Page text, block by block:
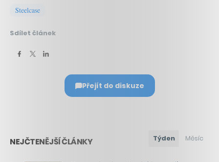
Steelcase
Sdílet článek
Přejít do diskuze
NEJČTENĚJŠÍ ČLÁNKY Týden Měsíc